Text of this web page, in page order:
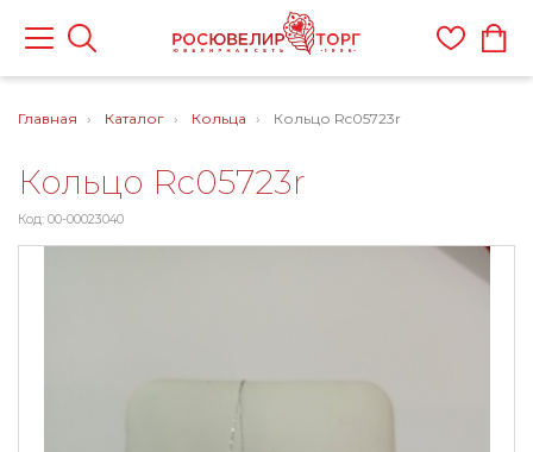
Главная Каталог Кольца Кольцо Rc05723r
Кольцо Rc05723r
Код: 00-00023040